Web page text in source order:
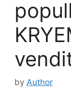
by Author